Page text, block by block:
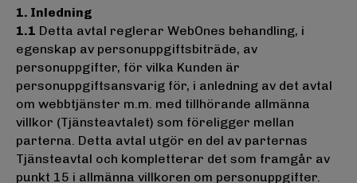
1. Inledning
1.1 Detta avtal reglerar WebOnes behandling, i
egenskap av personuppgiftsbiträde, av
personuppgifter, för vilka Kunden är
personuppgiftsansvarig för, i anledning av det avtal
om webbtjänster m.m. med tillhörande allmänna
villkor (Tjänsteavtalet) som föreligger mellan
parterna. Detta avtal utgör en del av parternas
Tjänsteavtal och kompletterar det som framgår av
punkt 15 i allmänna villkoren om personuppgifter.